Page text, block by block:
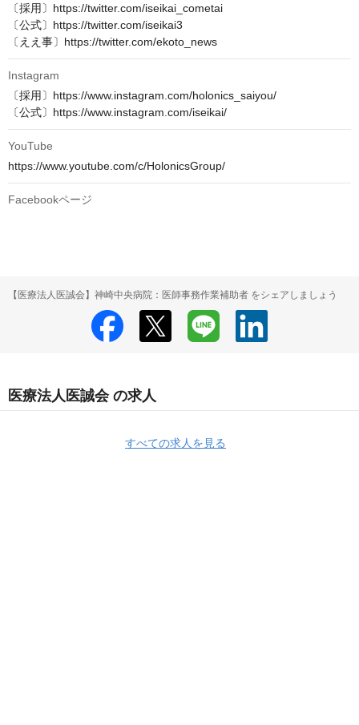
〔採用〕https://twitter.com/iseikai_cometai
〔公式〕https://twitter.com/iseikai3
〔ええ事〕https://twitter.com/ekoto_news
Instagram
〔採用〕https://www.instagram.com/holonics_saiyou/
〔公式〕https://www.instagram.com/iseikai/
YouTube
https://www.youtube.com/c/HolonicsGroup/
Facebookページ
【医療法人医誠会】神崎中央病院：医師事務作業補助者 をシェアしましょう
医療法人医誠会 の求人
すべての求人を見る